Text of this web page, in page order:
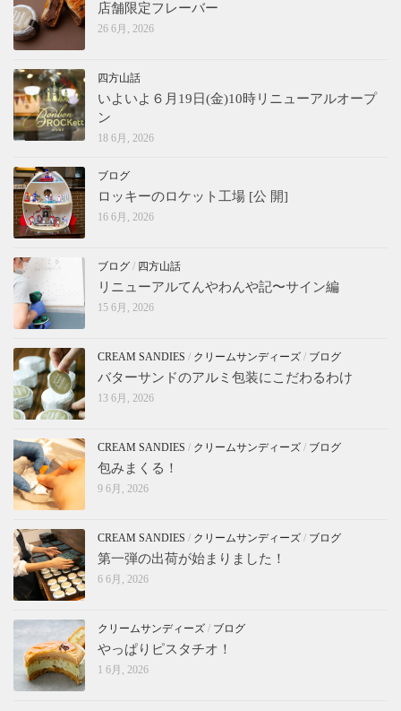
店舗限定フレーバー
26 6月, 2026
四方山話
いよいよ６月19日(金)10時リニューアルオープ
ン
18 6月, 2026
ブログ
ロッキーのロケット工場 [公 開]
16 6月, 2026
ブログ / 四方山話
リニューアルてんやわんや記〜サイン編
15 6月, 2026
CREAM SANDIES / クリームサンディーズ / ブログ
バターサンドのアルミ包装にこだわるわけ
13 6月, 2026
CREAM SANDIES / クリームサンディーズ / ブログ
包みまくる！
9 6月, 2026
CREAM SANDIES / クリームサンディーズ / ブログ
第一弾の出荷が始まりました！
6 6月, 2026
クリームサンディーズ / ブログ
やっぱりピスタチオ！
1 6月, 2026